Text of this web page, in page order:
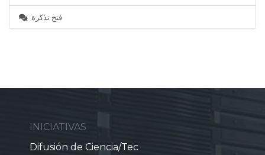
فتح تذكرة
INICIATIVAS
Difusión de Ciencia/Tec